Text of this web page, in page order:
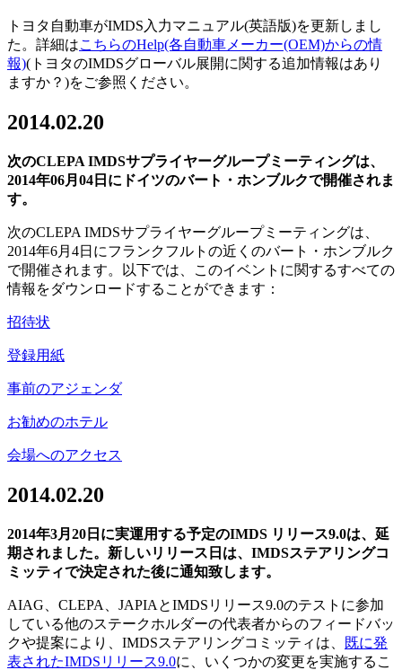
トヨタ自動車がIMDS入力マニュアル(英語版)を更新しまし
た。詳細はこちらのHelp(各自動車メーカー(OEM)からの情
報)(トヨタのIMDSグローバル展開に関する追加情報はあり
ますか？)をご参照ください。
2014.02.20
次のCLEPA IMDSサプライヤーグループミーティングは、
2014年06月 04 日にドイツのバート・ホンブルクで開催されま
す。
次のCLEPA IMDSサプライヤーグループミーティングは、
2014年6月4日にフランクフルトの近くのバート・ホンブルク
で開催されます。以下では、このイベントに関するすべての
情報をダウンロードすることができます：
招待状
登録用紙
事前のアジェンダ
お勧めのホテル
会場へのアクセス
2014.02.20
2014年3月20日に実運用する予定のIMDS リリース9.0は、延
期されました。新しいリリース日は、IMDSステアリングコ
ミッティで決定された後に通知致します。
AIAG、CLEPA、JAPIAとIMDSリリース9.0のテストに参加
している他のステークホルダーの代表者からのフィードバッ
クや提案により、IMDSステアリングコミッティは、
既に発
表されたIMDSリリース9.0に、いくつかの変更を実施するこ